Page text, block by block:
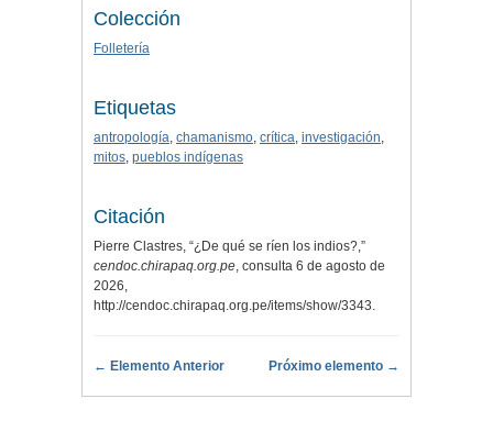
Colección
Folletería
Etiquetas
antropología, chamanismo, crítica, investigación,
mitos, pueblos indígenas
Citación
Pierre Clastres, “¿De qué se ríen los indios?,”
cendoc.chirapaq.org.pe, consulta 6 de agosto de
2026,
http://cendoc.chirapaq.org.pe/items/show/3343.
← Elemento Anterior Próximo elemento →